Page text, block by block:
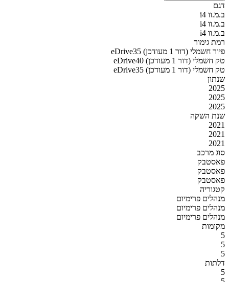
דגם
ב.מ.וו i4
ב.מ.וו i4
ב.מ.וו i4
רמת גימור
eDrive35 פיור חשמלי (דור 1 מעודכן)
eDrive40 טק חשמלי (דור 1 מעודכן)
eDrive35 טק חשמלי (דור 1 מעודכן)
שנתון
2025
2025
2025
שנת השקה
2021
2021
2021
סוג מרכב
פאסטבק
פאסטבק
פאסטבק
קטגוריה
מנהלים פרימיום
מנהלים פרימיום
מנהלים פרימיום
מקומות
5
5
5
דלתות
5